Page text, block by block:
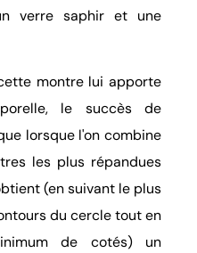
verre saphir et une
montre lui apporte
le succès de
lorsque l'on combine
les plus répandues
(en suivant le plus
du cercle tout en
de cotés) un